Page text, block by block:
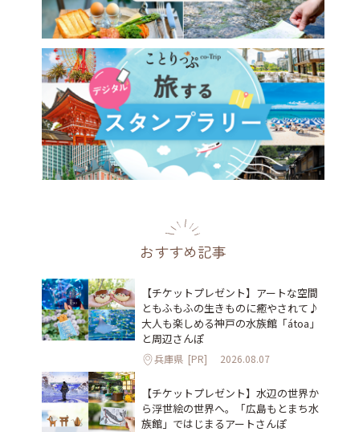
おすすめ記事
【チケットプレゼント】アートな空間
ともふもふの生きものに癒やされて♪
大人も楽しめる神戸の水族館「átoa」
と周辺さんぽ
兵庫県 [PR] 2026.08.07
【チケットプレゼント】水辺の世界か
ら浮世絵の世界へ。「広島もとまち水
族館」ではじまるアートさんぽ